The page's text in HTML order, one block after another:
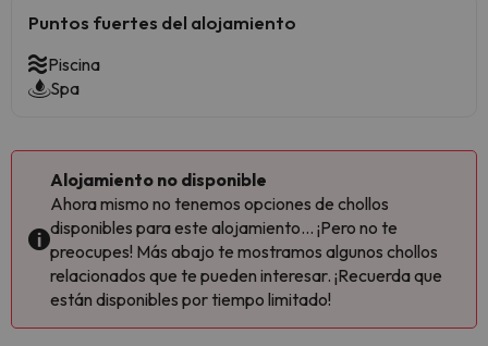
Puntos fuertes del alojamiento
Piscina
Spa
Alojamiento no disponible
Ahora mismo no tenemos opciones de chollos
disponibles para este alojamiento... ¡Pero no te
preocupes! Más abajo te mostramos algunos chollos
relacionados que te pueden interesar. ¡Recuerda que
están disponibles por tiempo limitado!